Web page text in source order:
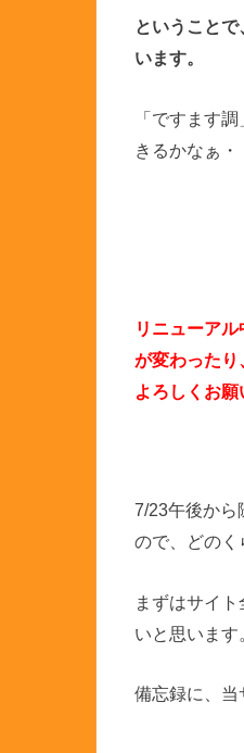
ということ
います。
「ですます
きるかなぁ・
リニューア
が変わったり
よろしくお願
7/23午後から
ので、どのく
まずはサイ
いと思います
備忘録に、当